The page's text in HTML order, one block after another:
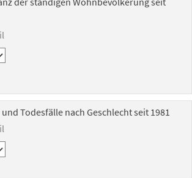
Todesfälle nach Geschlecht seit 1981